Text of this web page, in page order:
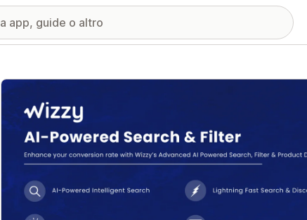
Galleria immagini in evidenza